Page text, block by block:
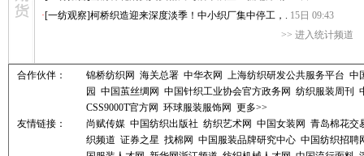
·[一纺观察]柯桥织造迎来深度淡季！中小织厂集中停工，. 15日 09:43
>> 进入统计频道
合作伙伴： 锦桥纺织网 海关总署 中华衣网 上海纺织研发公共服务平台 中
园 中国茧丝绸网 中国针织工业协会官方政务网 纺织服装周刊
CSS9000T官方网 环球服装服饰网 更多>>
友情链接：
尚赋传媒 中国纺织出版社 纺织艺术网 中国女装网 青岛棉花交
织频道 证券之星 找棉网 中国服装品牌研究中心 中国纺织招聘